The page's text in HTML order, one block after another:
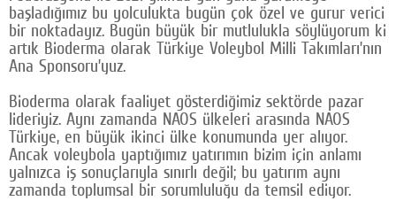
başladığımız bu yolculukta bugün çok özel ve gurur verici
bir noktadayız. Bugün büyük bir mutlulukla söylüyorum ki
artık Bioderma olarak Türkiye Voleybol Milli Takımları’nın
Ana Sponsoru’yuz.
Bioderma olarak faaliyet gösterdiğimiz sektörde pazar
lideriyiz. Aynı zamanda NAOS ülkeleri arasında NAOS
Türkiye, en büyük ikinci ülke konumunda yer alıyor.
Ancak voleybola yaptığımız yatırımın bizim için anlamı
yalnızca iş sonuçlarıyla sınırlı değil; bu yatırım aynı
zamanda toplumsal bir sorumluluğu da temsil ediyor.